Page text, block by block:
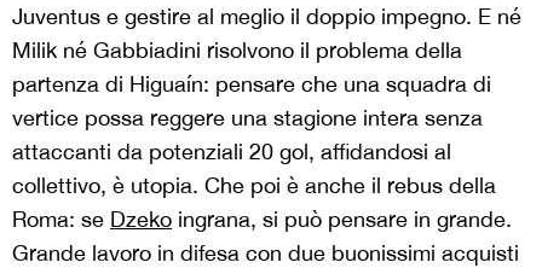
Juventus e gestire al meglio il doppio impegno. E né
Milik né Gabbiadini risolvono il problema della
partenza di Higuaín: pensare che una squadra di
vertice possa reggere una stagione intera senza
attaccanti da potenziali 20 gol, affidandosi al
collettivo, è utopia. Che poi è anche il rebus della
Roma: se Dzeko ingrana, si può pensare in grande.
Grande lavoro in difesa con due buonissimi acquisti